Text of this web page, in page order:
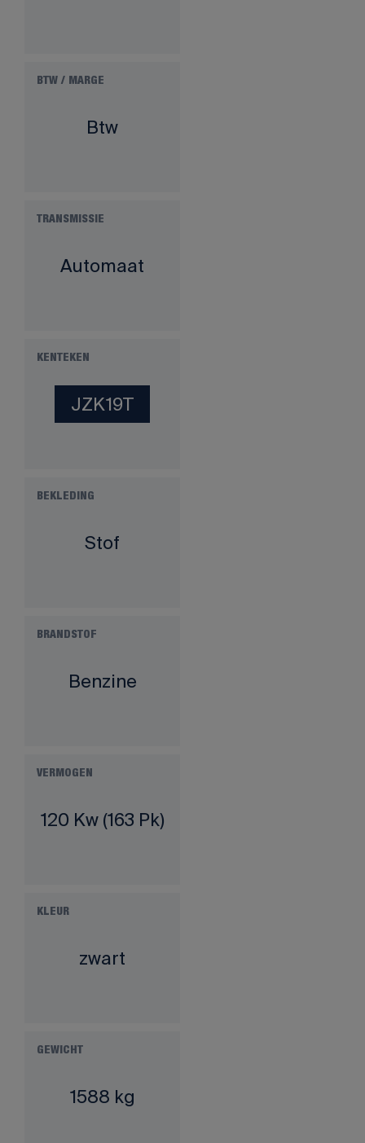
BTW / MARGE
Btw
TRANSMISSIE
Automaat
KENTEKEN
JZK19T
BEKLEDING
Stof
BRANDSTOF
Benzine
VERMOGEN
120 Kw (163 Pk)
KLEUR
zwart
GEWICHT
1588 kg